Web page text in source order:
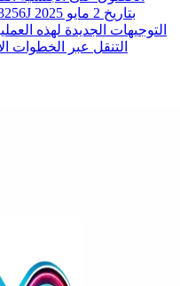
التوجيهات الجديدة لهذه
التنقل عبر الخطوات